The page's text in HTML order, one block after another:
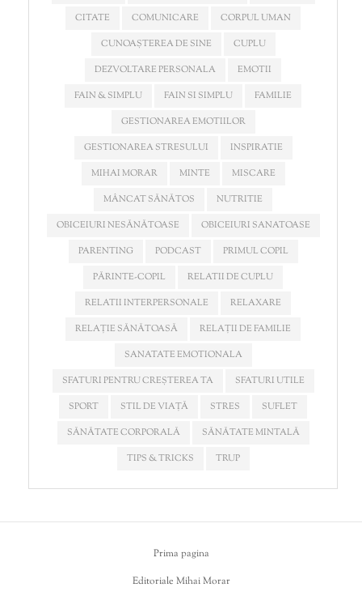
CITATE
COMUNICARE
CORPUL UMAN
CUNOAȘTEREA DE SINE
CUPLU
DEZVOLTARE PERSONALA
EMOTII
FAIN & SIMPLU
FAIN SI SIMPLU
FAMILIE
GESTIONAREA EMOTIILOR
GESTIONAREA STRESULUI
INSPIRATIE
MIHAI MORAR
MINTE
MISCARE
MÂNCAT SĂNĂTOS
NUTRITIE
OBICEIURI NESĂNĂTOASE
OBICEIURI SANATOASE
PARENTING
PODCAST
PRIMUL COPIL
PĂRINTE-COPIL
RELATII DE CUPLU
RELATII INTERPERSONALE
RELAXARE
RELAȚIE SĂNĂTOASĂ
RELAȚII DE FAMILIE
SANATATE EMOTIONALA
SFATURI PENTRU CREȘTEREA TA
SFATURI UTILE
SPORT
STIL DE VIAȚĂ STRES
SUFLET
SĂNĂTATE CORPORALĂ
SĂNĂTATE MINTALĂ
TIPS & TRICKS
TRUP
Prima pagina
Editoriale Mihai Morar